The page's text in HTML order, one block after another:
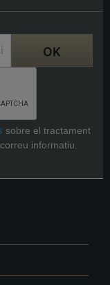
sobre el tractament
informatiu.